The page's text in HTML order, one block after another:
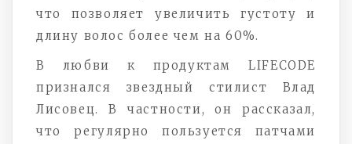
что позволяет увеличить густоту и
длину волос более чем на 60%.
В любви к продуктам LIFECODE
признался звездный стилист Влад
Лисовец. В частности, он рассказал,
что регулярно пользуется патчами